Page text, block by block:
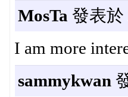
MosTa 發表於
I am more
sammykwan